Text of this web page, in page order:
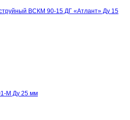
ВСКМ 90-15 ДГ «Атлант» Ду 15
М Ду 25 мм